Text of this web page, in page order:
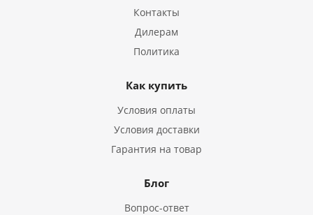
Контакты
Дилерам
Политика
Как купить
Условия оплаты
Условия доставки
Гарантия на товар
Блог
Вопрос-ответ